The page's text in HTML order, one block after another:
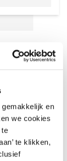
en
we cookies
te
te klikken,
Clothing
2026